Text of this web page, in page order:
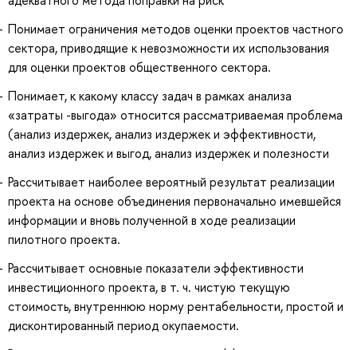
Понимает ограничения методов оценки проектов частного
сектора, приводящие к невозможности их использования
для оценки проектов общественного сектора.
Понимает, к какому классу задач в рамках анализа
«затраты -выгода» относится рассматриваемая проблема
(анализ издержек, анализ издержек и эффективности,
анализ издержек и выгод, анализ издержек и полезности
Рассчитывает наиболее вероятный результат реализации
проекта на основе объединения первоначально имевшейся
информации и вновь полученной в ходе реализации
пилотного проекта.
Рассчитывает основные показатели эффективности
инвестиционного проекта, в т. ч. чистую текущую
стоимость, внутреннюю норму рентабельности, простой и
дисконтированный период окупаемости.